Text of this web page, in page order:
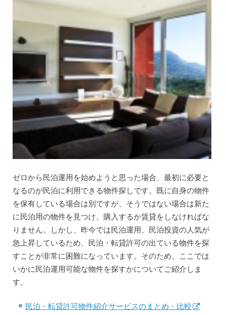
ゼロから民泊運用を始めようと思った場合、最初に必要と
なるのが民泊に利用できる物件探しです。既に自身の物件
を保有している場合は別ですが、そうではない場合は新た
に民泊用の物件を見つけ、購入するか賃貸をしなければな
りません。しかし、昨今では民泊運用、民泊投資の人気が
急上昇しているため、民泊・転貸許可の出ている物件を探
すことが非常に困難になっています。そのため、ここでは
いかに民泊運用可能な物件を探すかについてご紹介しま
す。
民泊・転貸許可物件紹介サービスのまとめ・比較